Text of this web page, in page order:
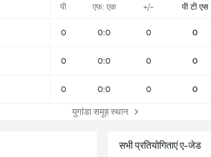
पी एफ: एक +/- पी टी एस
0 0:0 0 0
0 0:0 0 0
0 0:0 0 0
युगांडा समूह स्थान
सभी प्रतियोगिताएं ए-जेड